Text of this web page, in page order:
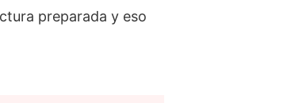
preparada y eso